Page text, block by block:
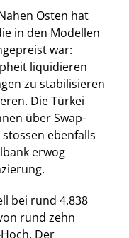
Osten hat
in den Modellen
war:
liquidieren
zu stabilisieren
Die Türkei
über Swap-
ebenfalls
erwog
bei rund 4.838
rund zehn
Der